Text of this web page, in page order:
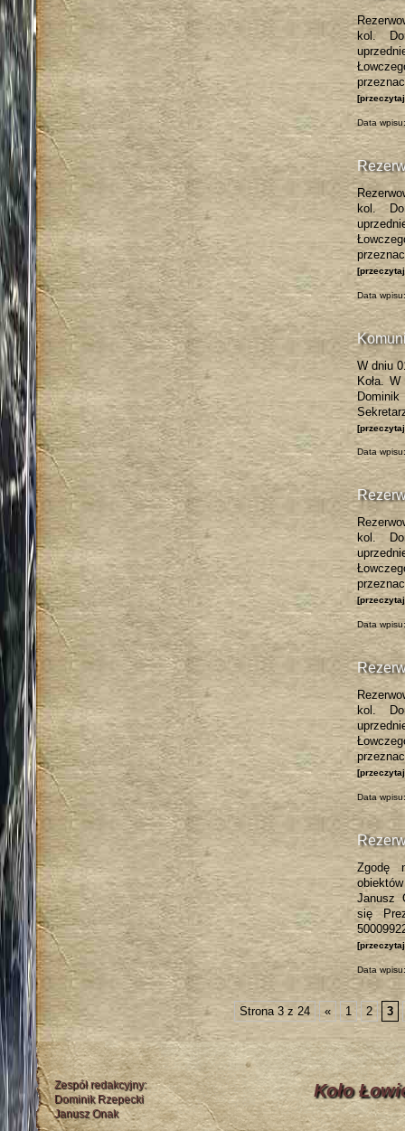
kol.
Data
kol.
Data
W dniu
Koła.
Data
kol.
Data
kol.
Data
Zgodę
obiektów
Janusz
się
Data
Strona 3 z 24 « 1 2 3
Zespół redakcyjny:
Dominik Rzepecki
Janusz Onak
Koło